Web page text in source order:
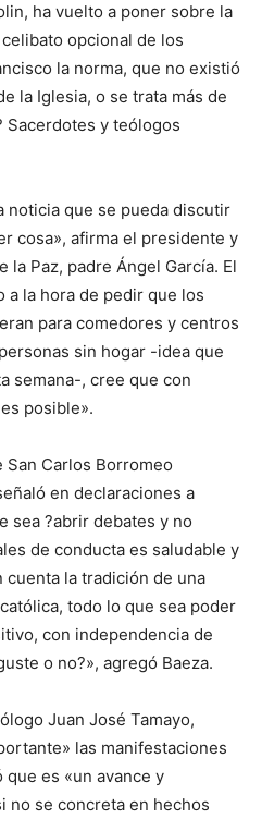
ha vuelto a poner sobre la
opcional de los
la norma, que no existió
la Iglesia, o se trata más de
Sacerdotes y teólogos
noticia que se pueda discutir
cosa», afirma el presidente y
Paz, padre Ángel García. El
a la hora de pedir que los
para comedores y centros
sin hogar -idea que
semana-, cree que con
posible».
Carlos Borromeo
en declaraciones a
sea ?abrir debates y no
de conducta es saludable y
cuenta la tradición de una
todo lo que sea poder
con independencia de
o no?», agregó Baeza.
Juan José Tamayo,
las manifestaciones
es «un avance y
no se concreta en hechos